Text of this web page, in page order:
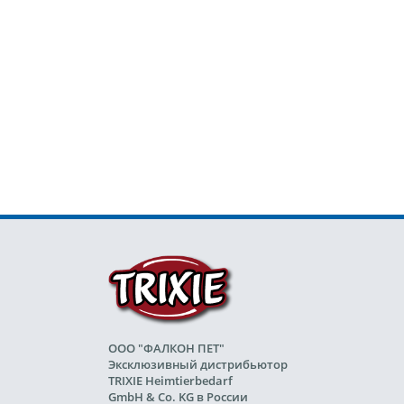
ООО "ФАЛКОН ПЕТ"
Эксклюзивный дистрибьютор
TRIXIE Heimtierbedarf
GmbH & Co. KG в России